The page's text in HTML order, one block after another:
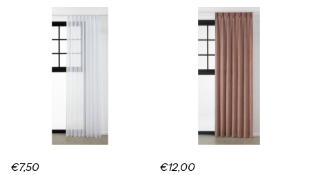
€7,50 €12,00